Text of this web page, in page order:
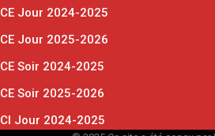
CE Jour 2024-2025
CE Jour 2025-2026
CE Soir 2024-2025
CE Soir 2025-2026
CI Jour 2024-2025